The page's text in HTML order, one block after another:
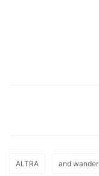
ALTRA and wander